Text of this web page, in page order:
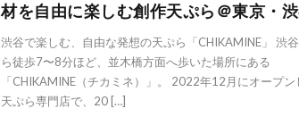
材を自由に楽しむ創作天ぷら＠東京・
渋谷で楽しむ、自由な発想の天ぷら「CHIKAMINE」 渋
ら徒歩7〜8分ほど、並木橋方面へ歩いた場所にある
「CHIKAMINE（チカミネ）」。 2022年12月にオープン
天ぷら専門店で、20 […]